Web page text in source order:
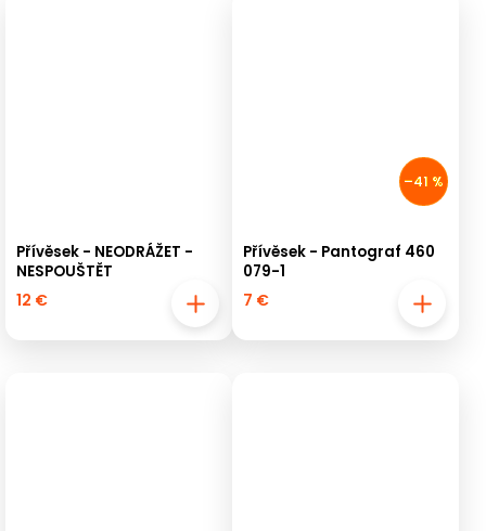
Přívěsek - NEODRÁŽET -
NESPOUŠTĚT
12 €
–41 %
Přívěsek - Pantograf 460
079-1
7 €